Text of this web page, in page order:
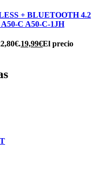
+ BLUETOOTH 4.2
C A50-C-1JH
19,99€El precio